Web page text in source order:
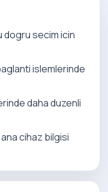
dogru secim icin
islemlerinde
daha duzenli
cihaz bilgisi